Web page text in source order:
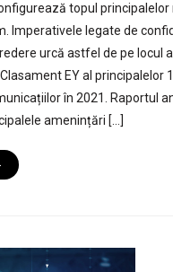
topul principalelor
Imperativele legate de
urcă astfel de pe locul
EY al principalelor
în 2021. Raportul
amenințări […]